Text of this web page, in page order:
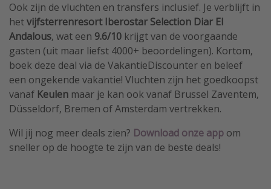
Ook zijn de vluchten en transfers inclusief. Je verblijft in
hetvijfsterrenresort Iberostar Selection Diar El
Andalous, wat een 9.6/10 krijgt van de voorgaande
gasten (uit maar liefst 4000+ beoordelingen). Kortom,
boek deze deal via de VakantieDiscounter en beleef
een ongekende vakantie! Vluchten zijn het goedkoopst
vanaf Keulen maar je kan ook vanaf Brussel Zaventem,
Düsseldorf, Bremen of Amsterdam vertrekken.
Wil jij nog meer deals zien? Download onze app om
sneller op de hoogte te zijn van de beste deals!